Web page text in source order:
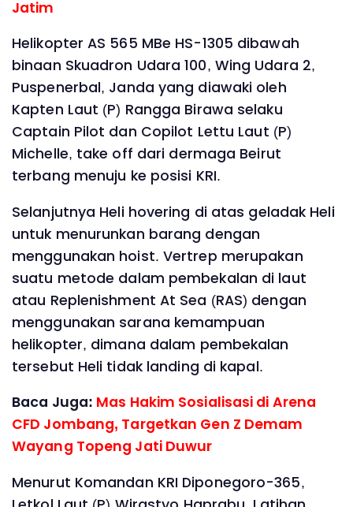
Jatim
Helikopter AS 565 MBe HS-1305 dibawah
binaan Skuadron Udara 100, Wing Udara 2,
Puspenerbal, Janda yang diawaki oleh
Kapten Laut (P) Rangga Birawa selaku
Captain Pilot dan Copilot Lettu Laut (P)
Michelle, take off dari dermaga Beirut
terbang menuju ke posisi KRI.
Selanjutnya Heli hovering di atas geladak Heli
untuk menurunkan barang dengan
menggunakan hoist. Vertrep merupakan
suatu metode dalam pembekalan di laut
atau Replenishment At Sea (RAS) dengan
menggunakan sarana kemampuan
helikopter, dimana dalam pembekalan
tersebut Heli tidak landing di kapal.
Baca Juga: Mas Hakim Sosialisasi di Arena
CFD Jombang, Targetkan Gen Z Demam
Wayang Topeng Jati Duwur
Menurut Komandan KRI Diponegoro-365,